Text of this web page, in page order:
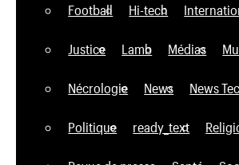
Football Hi-tech
Justice Lamb Médias
Nécrologie News News
Politique ready_text